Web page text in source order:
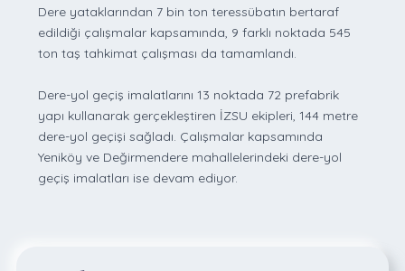
Dere yataklarından 7 bin ton teressübatın bertaraf
edildiği çalışmalar kapsamında, 9 farklı noktada 545
ton taş tahkimat çalışması da tamamlandı.
Dere-yol geçiş imalatlarını 13 noktada 72 prefabrik
yapı kullanarak gerçekleştiren İZSU ekipleri, 144 metre
dere-yol geçişi sağladı. Çalışmalar kapsamında
Yeniköy ve Değirmendere mahallelerindeki dere-yol
geçiş imalatları ise devam ediyor.